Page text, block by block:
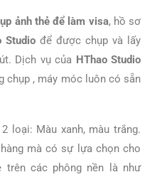
ảnh thẻ để làm visa, hồ sơ
Studio để được chụp và lấy
Dịch vụ của HThao Studio
chụp , máy móc luôn có sẵn
loại: Màu xanh, màu trắng.
mà có sự lựa chọn cho
trên các phông nền là như